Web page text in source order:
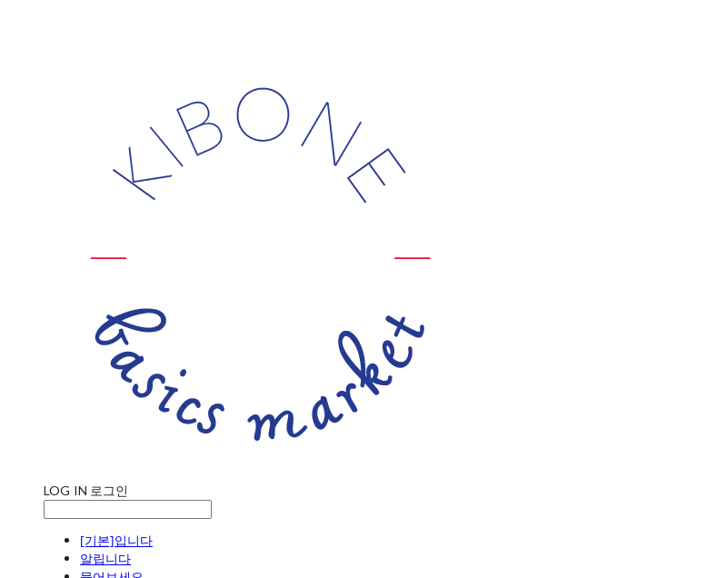
LOG IN 로그인
[기본]입니다
알립니다